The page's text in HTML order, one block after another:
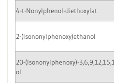
4-t-Nonylphenol-diethoxylat
2-(Isononylphenoxy)ethanol
20-(Isononylphenoxy)-
ol